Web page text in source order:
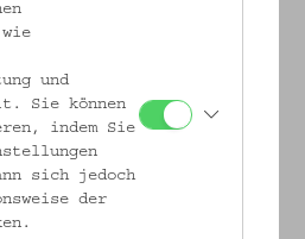
viel Kraft für die harte Arbeit
und
Sie können
indem Sie
sich jedoch
der